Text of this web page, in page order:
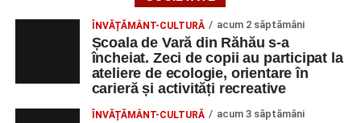
ÎNVĂȚĂMÂNT-CULTURĂ acum 2 săptămâni
Școala de Vară din Răhău s-a
încheiat. Zeci de copii au participat la
ateliere de ecologie, orientare în
carieră și activități recreative
ÎNVĂȚĂMÂNT-CULTURĂ acum 3 săptămâni